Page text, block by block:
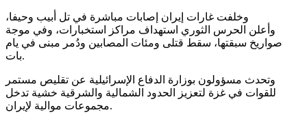
وخلفت غارات إيران إصابات مباشرة في تل أبيب وحيفا،
وأعلن الحرس الثوري استهداف مراكز استخبارات، وفي موجة
صواريخ سبقتها، سقط قتلى ومئات المصابين ودُمر مبنى في يام
بات.
وتحدث مسؤولون بوزارة الدفاع الإسرائيلية عن تقليص مستمر
للقوات في غزة لتعزيز الحدود الشمالية والشرقية خشية تدخل
مجموعات موالية لإيران.